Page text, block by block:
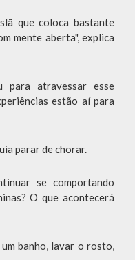
que coloca bastante
mente aberta", explica
atravessar esse
estão aí para
parar de chorar.
se comportando
O que acontecerá
banho, lavar o rosto,